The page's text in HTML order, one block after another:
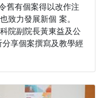
舊有個案得以改作注
致力發展新個 案。
院副院長黃東益及公
享個案撰寫及教學經